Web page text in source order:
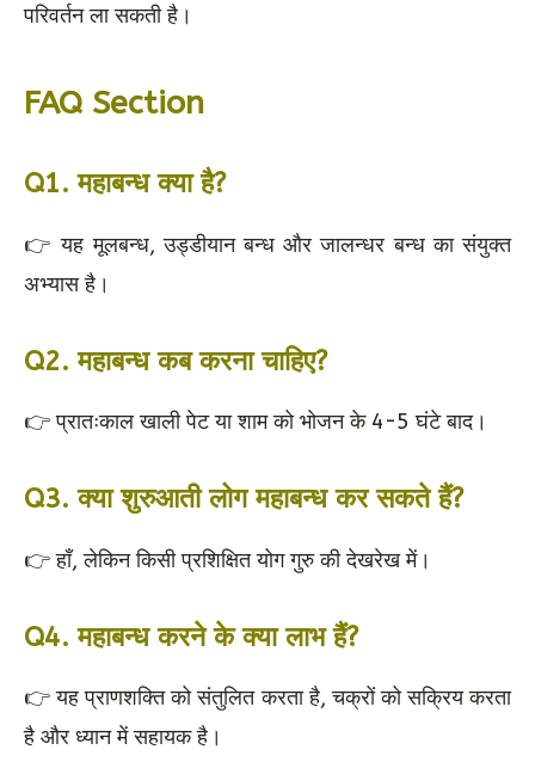
परिवर्तन ला सकती है।
FAQ Section
Q1. महाबन्ध क्या है?
👉 यह मूलबन्ध, उड्डीयान बन्ध और जालन्धर बन्ध का संयुक्त
अभ्यास है।
Q2. महाबन्ध कब करना चाहिए?
👉 प्रातःकाल खाली पेट या शाम को भोजन के 4-5 घंटे बाद।
Q3. क्या शुरुआती लोग महाबन्ध कर सकते हैं?
👉 हाँ, लेकिन किसी प्रशिक्षित योग गुरु की देखरेख में।
Q4. महाबन्ध करने के क्या लाभ हैं?
👉 यह प्राणशक्ति को संतुलित करता है, चक्रों को सक्रिय करता
है और ध्यान में सहायक है।